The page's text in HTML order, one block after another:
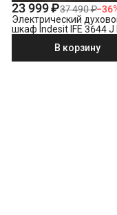
23 999 ₽37 490 ₽−36
Электрический
шкаф Indesit IFE 3644 J
В корзину